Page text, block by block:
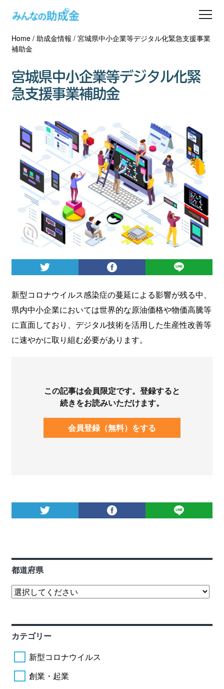
助成金を探す
士業の方へ
助成金コラム
専門家一覧
ダウンロード
会員登録
ログイン
Home/ 助成金情報 / 宮城県中小企業等デジタル化緊急支援事業
補助金
宮城県中小企業等デジタル化緊
急支援事業補助金
新型コロナウイルス感染症の蔓延による影響が残る中、
県内中小企業においては世界的な原油価格や物価高騰等
に直面しており、デジタル技術を活用した生産性改善等
に速やかに取り組む必要があります。
この記事は会員限定です。登録すると
続きをお読みいただけます。
会員登録（無料）をする
都道府県
カテゴリー
新型コロナウイルス
創業・起業